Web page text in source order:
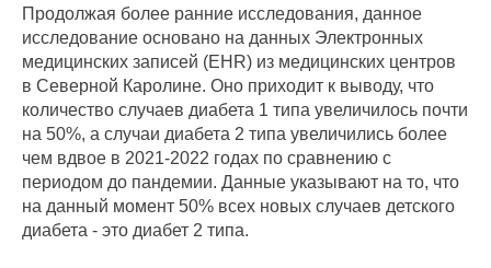
Продолжая более ранние исследования, данное
исследование основано на данных Электронных
медицинских записей (EHR) из медицинских центров
в Северной Каролине. Оно приходит к выводу, что
количество случаев диабета 1 типа увеличилось почти
на 50%, а случаи диабета 2 типа увеличились более
чем вдвое в 2021-2022 годах по сравнению с
периодом до пандемии. Данные указывают на то, что
на данный момент 50% всех новых случаев детского
диабета - это диабет 2 типа.